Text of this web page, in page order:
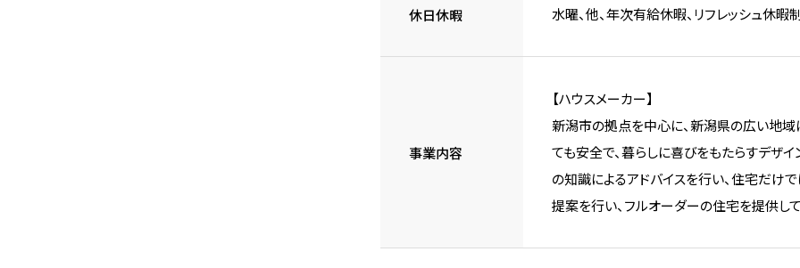
休日休暇 水曜、他、年次有給休暇、リフレッシュ休
事業内容
【ハウスメーカー】
新潟市の拠点を中心に、新潟県の広い地域
ても安全で、暮らしに喜びをもたらすデザ
の知識によるアドバイスを行い、住宅だけ
提案を行い、フルオーダーの住宅を提供して